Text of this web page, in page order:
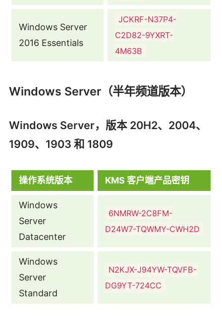
Windows Server
2016 Essentials
JCKRF-N37P4-
C2D82-9YXRT-
4M63B
Windows Server（半年频道版本）
Windows Server，版本 20H2、2004、
1909、1903 和 1809
操作系统版本 KMS 客户端产品密钥
Windows
Server
Datacenter
6NMRW-2C8FM-
D24W7-TQWMY-CWH2D
Windows
Server
Standard
N2KJX-J94YW-TQVFB-
DG9YT-724CC